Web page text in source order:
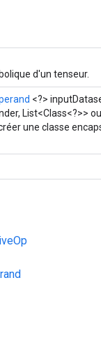
d'un tenseur.
<?>
List<Class<?>>
une classe